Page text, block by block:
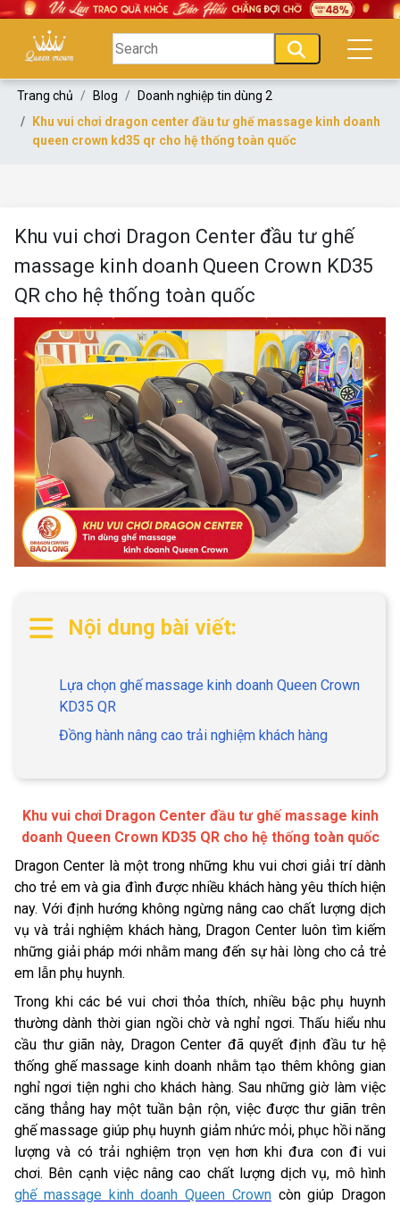
Trang chủ Blog
Doanh nghiệp tin dùng 2
Khu vui chơi dragon center đầu tư ghế massage kinh doanh
queen crown kd35 qr cho hệ thống toàn quốc
Khu vui chơi Dragon Center đầu tư ghế
massage kinh doanh Queen Crown KD35
QR cho hệ thống toàn quốc
Nội dung bài viết:
Lựa chọn ghế massage kinh doanh Queen Crown
KD35 QR
Đồng hành nâng cao trải nghiệm khách hàng
Khu vui chơi Dragon Center đầu tư ghế massage kinh
doanh Queen Crown KD35 QR cho hệ thống toàn quốc
Dragon Center là một trong những khu vui chơi giải trí dành
cho trẻ em và gia đình được nhiều khách hàng yêu thích hiện
nay. Với định hướng không ngừng nâng cao chất lượng dịch
vụ và trải nghiệm khách hàng, Dragon Center luôn tìm kiếm
những giải pháp mới nhằm mang đến sự hài lòng cho cả trẻ
em lẫn phụ huynh.
Trong khi các bé vui chơi thỏa thích, nhiều bậc phụ huynh
thường dành thời gian ngồi chờ và nghỉ ngơi. Thấu hiểu nhu
cầu thư giãn này, Dragon Center đã quyết định đầu tư hệ
thống ghế massage kinh doanh nhằm tạo thêm không gian
nghỉ ngơi tiện nghi cho khách hàng. Sau những giờ làm việc
căng thẳng hay một tuần bận rộn, việc được thư giãn trên
ghế massage giúp phụ huynh giảm nhức mỏi, phục hồi năng
lượng và có trải nghiệm trọn vẹn hơn khi đưa con đi vui
chơi. Bên cạnh việc nâng cao chất lượng dịch vụ, mô hình
ghế massage kinh doanh Queen Crowncòn giúp Dragon